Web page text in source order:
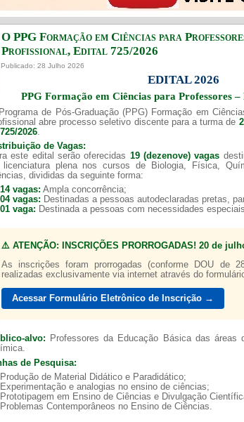
O PPG Formação em Ciências para
Profissional, Edital ​725/202​6
Publicado: 28 Julho 2026
EDITAL 2026
PPG Formação em Ciências para Professores
de Pós-Graduação (PPG) Formação em
abre processo seletivo discente para a turma de
2026.
de Vagas:
este edital serão oferecidas 19 (dezenove) vagas
licenciatura plena nos cursos de Biologia, Física,
divididas da seguinte forma:
14 vagas: Ampla concorrência;
04 vagas: Destinadas a pessoas autodeclaradas pretas,
01 vaga: Destinada a pessoas com necessidades
⚠️ ATENÇÃO: INSCRIÇÕES PRORROGADAS! 20 de
As inscrições foram prorrogadas (conforme DOU de
realizadas exclusivamente via internet através do
Acessar Formulário Eletrônico de Inscrição →
alvo: Professores da Educação Básica das áreas
de Pesquisa:
Produção de Material Didático e Paradidático;
Experimentação e analogias no ensino de ciências;
Prototipagem em Ensino de Ciências e Divulgação
Problemas Contemporâneos no Ensino de Ciências.
https://www.youtube.com/